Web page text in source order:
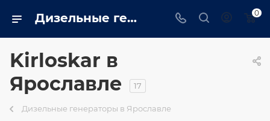
Дизельные генераторы kirloskar: Промышленные, бытовые купить в Ярославле на сайте - trustenergo.ru 0
Kirloskar в
Ярославле
17
Дизельные генераторы в Ярославле